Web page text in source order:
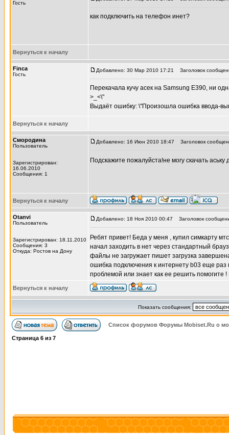
Гость
как подключить на телефон инет?
Вернуться к началу
Finca
Гость
Добавлено: 30 Мар 2010 17:21 Заголовок
Перекачала кучу асек на Samsung E390, ни
>_<\"
Выдаёт ошибку: \"Произошла ошибка ввода-
Вернуться к началу
Смородина
Пользователь
Зарегистрирован:
16.06.2010
Сообщения: 1
Добавлено: 16 Июн 2010 18:47 Заголовок
Подскажите пожалуйста!не могу скачать
Вернуться к началу
Otanvi
Пользователь
Зарегистрирован: 18.11.2010
Сообщения: 3
Откуда: Ростов на Дону
Добавлено: 18 Ноя 2010 00:47 Заголовок
Ребят привет! Беда у меня , купил симкарту
начал заходить в нет через стандартный
файлы не загружает пишет загрузка
ошибка подключения к интернету b03 еще раз
проблемой или знает как ее решить помогите
Вернуться к началу
Показать сообщения:
Список форумов Форумы Mobiset.Ru о
Страница 6 из 7